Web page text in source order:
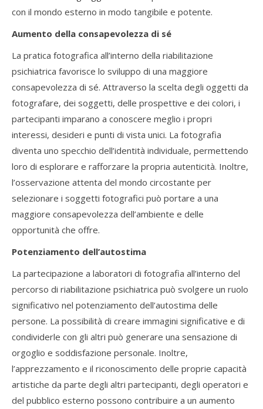
con il mondo esterno in modo tangibile e potente.
Aumento della consapevolezza di sé
La pratica fotografica all’interno della riabilitazione
psichiatrica favorisce lo sviluppo di una maggiore
consapevolezza di sé. Attraverso la scelta degli oggetti da
fotografare, dei soggetti, delle prospettive e dei colori, i
partecipanti imparano a conoscere meglio i propri
interessi, desideri e punti di vista unici. La fotografia
diventa uno specchio dell’identità individuale, permettendo
loro di esplorare e rafforzare la propria autenticità. Inoltre,
l’osservazione attenta del mondo circostante per
selezionare i soggetti fotografici può portare a una
maggiore consapevolezza dell’ambiente e delle
opportunità che offre.
Potenziamento dell’autostima
La partecipazione a laboratori di fotografia all’interno del
percorso di riabilitazione psichiatrica può svolgere un ruolo
significativo nel potenziamento dell’autostima delle
persone. La possibilità di creare immagini significative e di
condividerle con gli altri può generare una sensazione di
orgoglio e soddisfazione personale. Inoltre,
l’apprezzamento e il riconoscimento delle proprie capacità
artistiche da parte degli altri partecipanti, degli operatori e
del pubblico esterno possono contribuire a un aumento